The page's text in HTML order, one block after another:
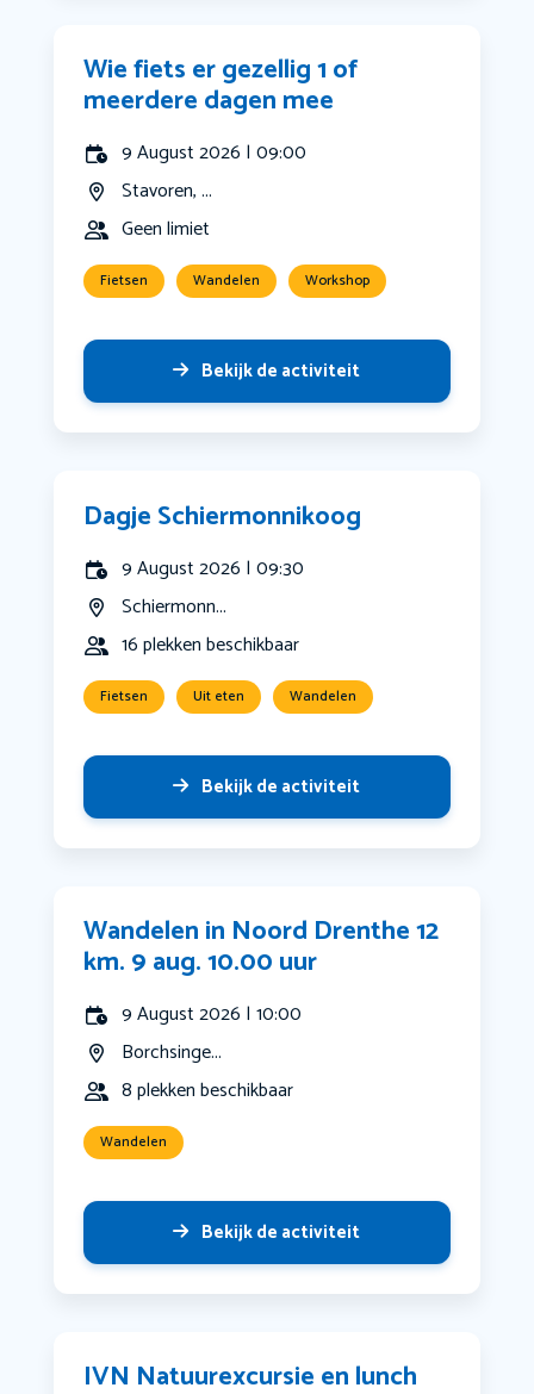
Wie fiets er gezellig 1 of
meerdere dagen mee
9 August 2026 | 09:00
Stavoren, ...
Geen limiet
Fietsen Wandelen Workshop
Bekijk de activiteit
Dagje Schiermonnikoog
9 August 2026 | 09:30
Schiermonn...
16 plekken beschikbaar
Fietsen Uit eten Wandelen
Bekijk de activiteit
Wandelen in Noord Drenthe 12
km. 9 aug. 10.00 uur
9 August 2026 | 10:00
Borchsinge...
8 plekken beschikbaar
Wandelen
Bekijk de activiteit
IVN Natuurexcursie en lunch